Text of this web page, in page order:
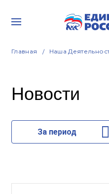
Главная Наша
Новости
За период